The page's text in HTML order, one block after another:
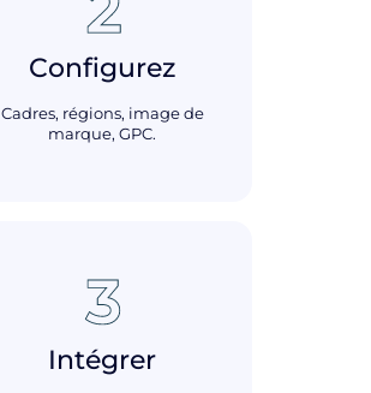
Configurez
Cadres, régions, image de
marque, GPC.
Intégrer